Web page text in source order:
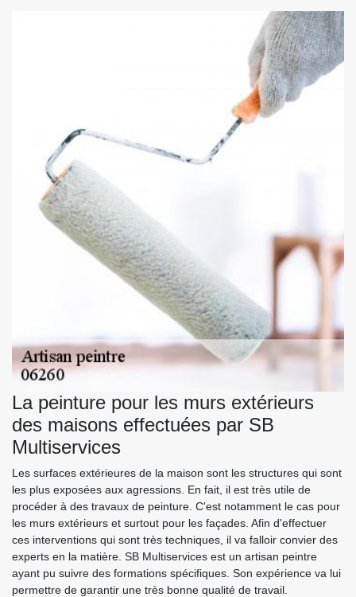
La peinture pour les murs extérieurs
des maisons effectuées par SB
Multiservices
Les surfaces extérieures de la maison sont les structures qui sont
les plus exposées aux agressions. En fait, il est très utile de
procéder à des travaux de peinture. C'est notamment le cas pour
les murs extérieurs et surtout pour les façades. Afin d'effectuer
ces interventions qui sont très techniques, il va falloir convier des
experts en la matière. SB Multiservices est un artisan peintre
ayant pu suivre des formations spécifiques. Son expérience va lui
permettre de garantir une très bonne qualité de travail.